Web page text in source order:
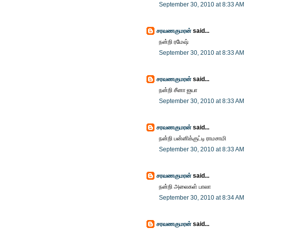
September 30, 2010 at 8:33 AM
சரவணகுமரன் said...
நன்றி ரமேஷ்
September 30, 2010 at 8:33 AM
சரவணகுமரன் said...
நன்றி சீனா ஐயா
September 30, 2010 at 8:33 AM
சரவணகுமரன் said...
நன்றி பன்னிக்குட்டி ராமசாமி
September 30, 2010 at 8:33 AM
சரவணகுமரன் said...
நன்றி அலைகள் பாலா
September 30, 2010 at 8:34 AM
சரவணகுமரன் said...